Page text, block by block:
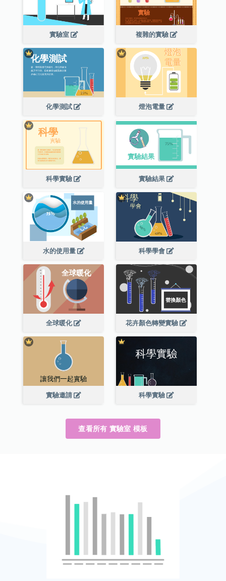
實驗室 複雜的實驗
化學測試 燈泡電量
科學實驗 實驗結果
水的使用量 科學學會
全球暖化 花卉顏色轉變實驗
實驗邀請 科學實驗
查看所有 實驗室 模板